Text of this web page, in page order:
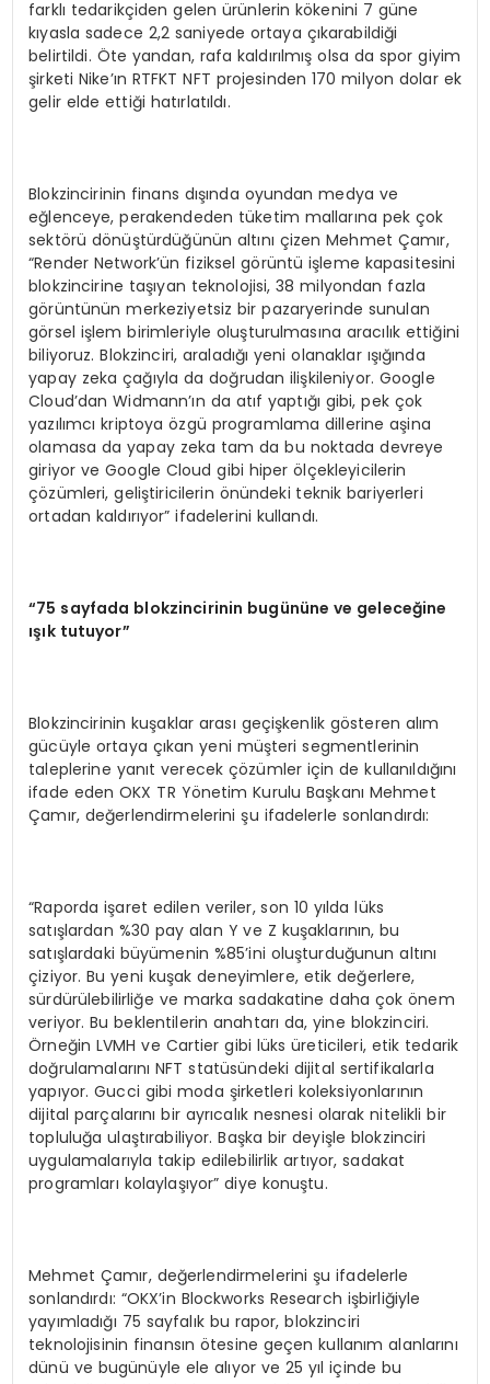
farklı tedarikçiden gelen ürünlerin kökenini 7 güne
kıyasla sadece 2,2 saniyede ortaya çıkarabildiği
belirtildi. Öte yandan, rafa kaldırılmış olsa da spor giyim
şirketi Nike’ın RTFKT NFT projesinden 170 milyon dolar ek
gelir elde ettiği hatırlatıldı.
Blokzincirinin finans dışında oyundan medya ve
eğlenceye, perakendeden tüketim mallarına pek çok
sektörü dönüştürdüğünün altını çizen Mehmet Çamır,
“Render Network’ün fiziksel görüntü işleme kapasitesini
blokzincirine taşıyan teknolojisi, 38 milyondan fazla
görüntünün merkeziyetsiz bir pazaryerinde sunulan
görsel işlem birimleriyle oluşturulmasına aracılık ettiğini
biliyoruz. Blokzinciri, araladığı yeni olanaklar ışığında
yapay zeka çağıyla da doğrudan ilişkileniyor. Google
Cloud’dan Widmann’ın da atıf yaptığı gibi, pek çok
yazılımcı kriptoya özgü programlama dillerine aşina
olamasa da yapay zeka tam da bu noktada devreye
giriyor ve Google Cloud gibi hiper ölçekleyicilerin
çözümleri, geliştiricilerin önündeki teknik bariyerleri
ortadan kaldırıyor” ifadelerini kullandı.
“75 sayfada blokzincirinin bugününe ve geleceğine
ışık tutuyor”
Blokzincirinin kuşaklar arası geçişkenlik gösteren alım
gücüyle ortaya çıkan yeni müşteri segmentlerinin
taleplerine yanıt verecek çözümler için de kullanıldığını
ifade eden OKX TR Yönetim Kurulu Başkanı Mehmet
Çamır, değerlendirmelerini şu ifadelerle sonlandırdı:
“Raporda işaret edilen veriler, son 10 yılda lüks
satışlardan %30 pay alan Y ve Z kuşaklarının, bu
satışlardaki büyümenin %85’ini oluşturduğunun altını
çiziyor. Bu yeni kuşak deneyimlere, etik değerlere,
sürdürülebilirliğe ve marka sadakatine daha çok önem
veriyor. Bu beklentilerin anahtarı da, yine blokzinciri.
Örneğin LVMH ve Cartier gibi lüks üreticileri, etik tedarik
doğrulamalarını NFT statüsündeki dijital sertifikalarla
yapıyor. Gucci gibi moda şirketleri koleksiyonlarının
dijital parçalarını bir ayrıcalık nesnesi olarak nitelikli bir
topluluğa ulaştırabiliyor. Başka bir deyişle blokzinciri
uygulamalarıyla takip edilebilirlik artıyor, sadakat
programları kolaylaşıyor” diye konuştu.
Mehmet Çamır, değerlendirmelerini şu ifadelerle
sonlandırdı: “OKX’in Blockworks Research işbirliğiyle
yayımladığı 75 sayfalık bu rapor, blokzinciri
teknolojisinin finansın ötesine geçen kullanım alanlarını
dünü ve bugünüyle ele alıyor ve 25 yıl içinde bu